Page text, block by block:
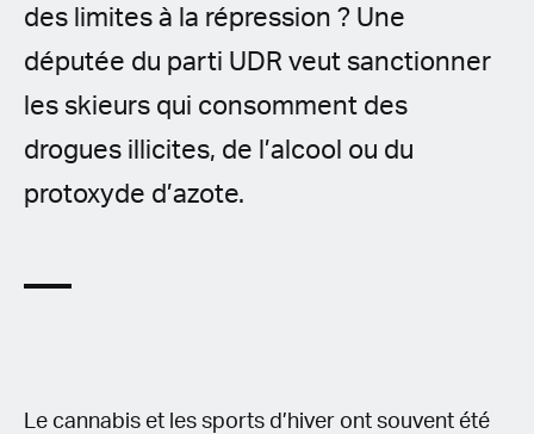
des limites à la répression ? Une
députée du parti UDR veut sanctionner
les skieurs qui consomment des
drogues illicites, de l’alcool ou du
protoxyde d’azote.
Le cannabis et les sports d’hiver ont souvent été